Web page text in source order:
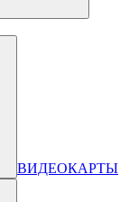
ВИДЕОКАРТЫ